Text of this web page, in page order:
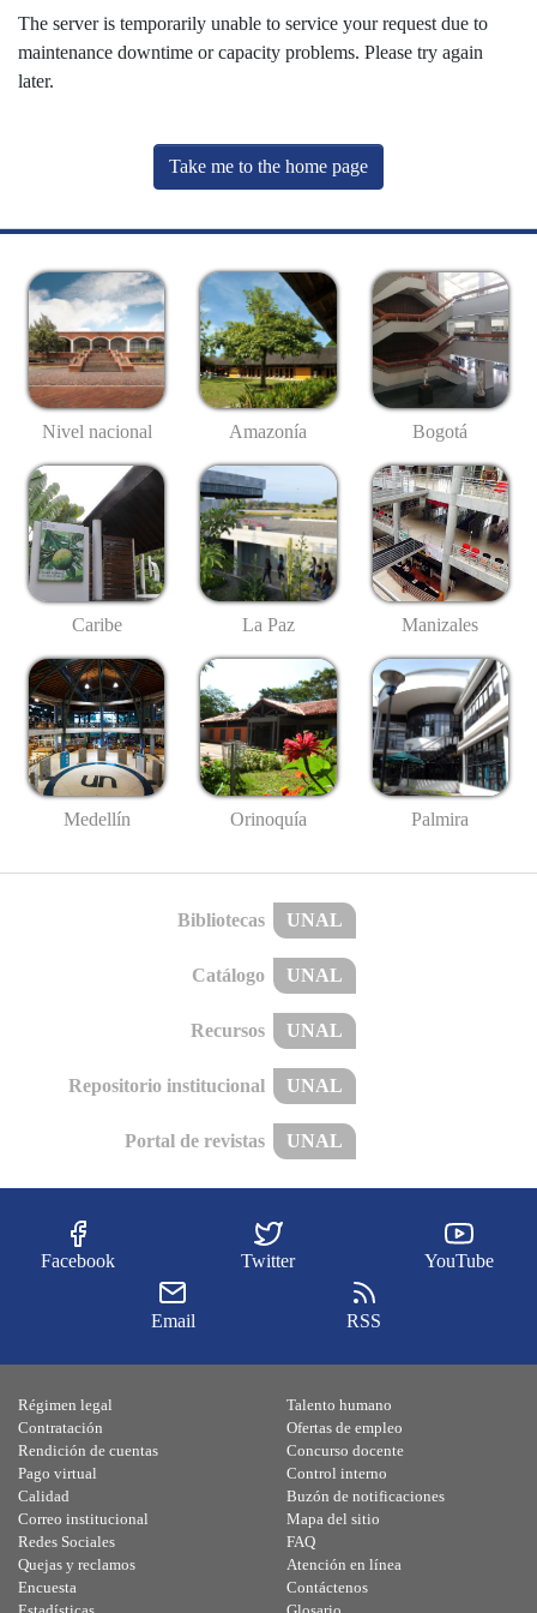
The server is temporarily unable to service your request due to
maintenance downtime or capacity problems. Please try again
later.
Take me to the home page
Nivel nacional Amazonía Bogotá
Caribe La Paz Manizales
Medellín Orinoquía Palmira
Bibliotecas UNAL
Catálogo UNAL
Recursos UNAL
Repositorio institucional UNAL
Portal de revistas UNAL
Facebook Twitter YouTube
Email RSS
Régimen legal
Contratación
Rendición de cuentas
Pago virtual
Calidad
Talento humano
Ofertas de empleo
Concurso docente
Control interno
Buzón de notificaciones
Correo institucional
Redes Sociales
Quejas y reclamos
Encuesta
Mapa del sitio
FAQ
Atención en línea
Contáctenos